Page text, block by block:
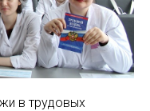
в трудовых